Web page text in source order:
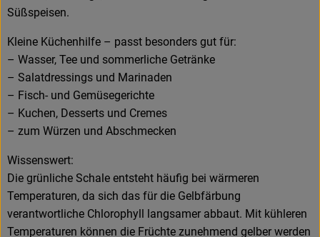
Süßspeisen.
Kleine Küchenhilfe – passt besonders gut für:
– Wasser, Tee und sommerliche Getränke
– Salatdressings und Marinaden
– Fisch- und Gemüsegerichte
– Kuchen, Desserts und Cremes
– zum Würzen und Abschmecken
Wissenswert:
Die grünliche Schale entsteht häufig bei wärmeren
Temperaturen, da sich das für die Gelbfärbung
verantwortliche Chlorophyll langsamer abbaut. Mit kühleren
Temperaturen können die Früchte zunehmend gelber werden